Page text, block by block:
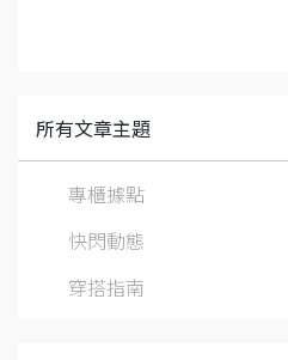
所有文章主題
專櫃據點
快閃動態
穿搭指南